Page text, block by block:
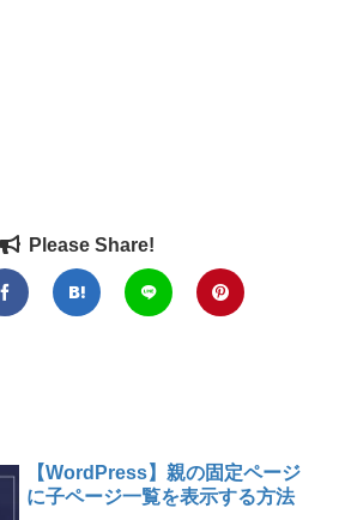
Please Share!
【WordPress】親の固定ページ
に子ページ一覧を表示する方法